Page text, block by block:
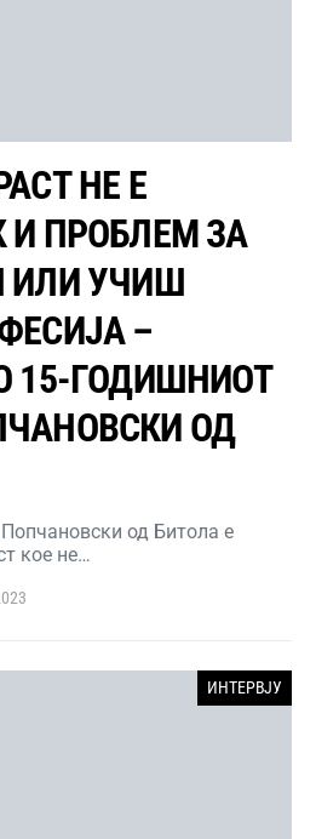
НЕ Е
И ПРОБЛЕМ ЗА
ИЛИ УЧИШ
–
15-ГОДИШНИОТ
ОД
од Битола е
кое не…
ИНТЕРВЈУ